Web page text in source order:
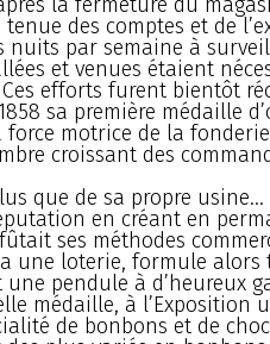
des comptes et de
nuits par semaine à
et venues étaient
efforts furent bientôt
sa première médaille
motrice de la
croissant des
que de sa propre
en créant en
ses méthodes
une loterie, formule alors
pendule à d’heureux
médaille, à l’Exposition
de bonbons et de